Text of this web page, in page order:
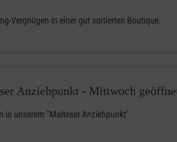
Vergnügen in einer gut sortierten Boutique.
Anziehpunkt - Mittwoch
in unserem "Malteser Anziehpunkt"